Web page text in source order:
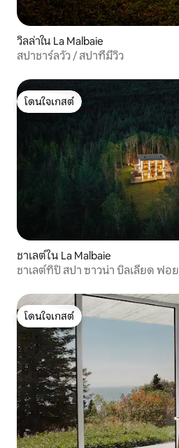
วิลล่าใน La Malbaie
สปาชาร์ลวัว / สปาที่มีวิว
โดนใจเกสต์
โดนใจเกสต์
ชาเลต์ใน La Malbaie
ชาเลต์ทิปิ สปา ซาวน่า บิลเลียด ฟอ
โดนใจเกสต์
โดนใจเกสต์